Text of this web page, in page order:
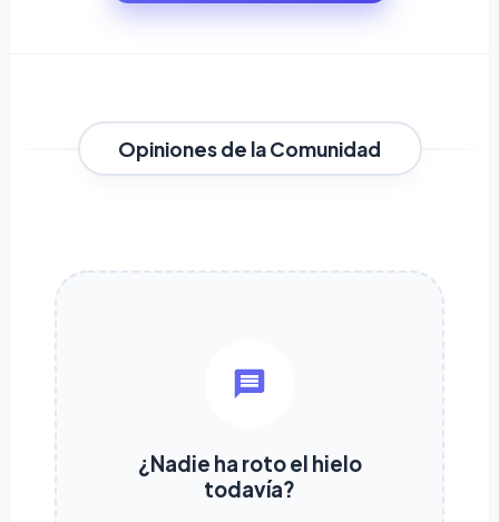
Opiniones de la Comunidad
¿Nadie ha roto el hielo
todavía?